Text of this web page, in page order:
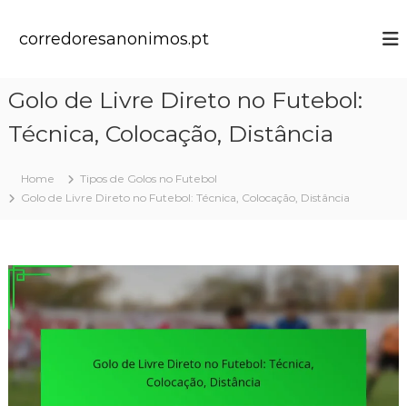
corredoresanonimos.pt
Golo de Livre Direto no Futebol:
Técnica, Colocação, Distância
Home
Tipos de Golos no Futebol
Golo de Livre Direto no Futebol: Técnica, Colocação, Distância